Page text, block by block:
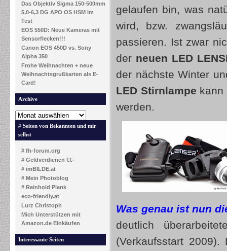
Das Objektiv Sigma 150-500mm
5,0-6,3 DG APO OS HSM im
Test
EOS 550D: Neue Kameras mit
Sensorflecken!!!
Canon EOS 450D vs. Sony
Alpha 350
Frohe Weihnachten + neue
Weihnachtsgrußkarten als E-
Card!
Archive
# Seiten von Bekannten und mir
selbst
# fh-forum.org
# Geldverdienen €€-
# imBILDE.at
# Mein Photoblog
# Reinhold Plank
eco-friendly.at
Lurz Christoph
Mich Unterstützen mit
Amazon.de Einkäufen
Interessante Seiten
gelaufen bin, was
wird, bzw.
passieren. Ist zwar
der neuen LED
der nächste Winter
LED Stirnlampe kann
werden.
Was genau ist nun
deutlich
(Verkaufsstart